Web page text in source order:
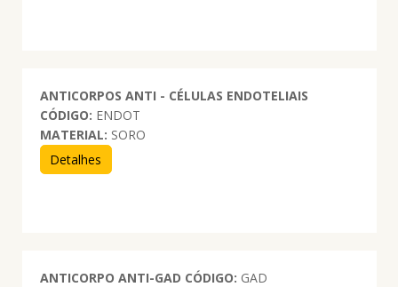
ANTICORPOS ANTI - CÉLULAS ENDOTELIAIS
CÓDIGO: ENDOT
MATERIAL: SORO
Detalhes
ANTICORPO ANTI-GAD CÓDIGO: GAD